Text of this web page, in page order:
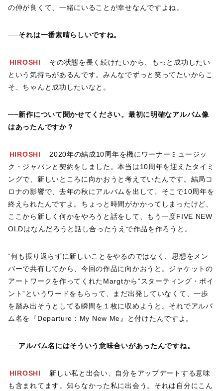
の仲が良くて、一緒にいることが幸せなんですよね。
──それは一番素晴らしいですね。
HIROSHI
その状態を長く続けたいから、もっと成功したい
という気持ちがあるんです。みんなでずっと笑ってたいからこ
そ、ちゃんと成功したいなと。
──新作について聞かせてください。最初に明確なアルバム像
はあったんですか？
HIROSHI
2020年の結成10周年を機にワーナーミュージッ
ク・ジャパンと契約をしました。本当は10周年を迎えたタイミ
ングで、新しいところに向かおうと考えていたんです。結局コ
ロナの影響で、去年の秋にアルバムを出して、そこで10周年を
終えられたんですよ。ちょっと時間がかかってしまったけど、
ここから新しく何かをやろうと話をして、もう一度FIVE NEW
OLDはなんだろうと話し合ったうえで作品を作ろうと。
“何も振り返らずに新しいことをやるのではなく、思想をメン
バーで共有してから、今回の作品に向かおうと。ジャケットの
アートワークを作ってくれたMargtから“スターティング・ポイ
ント”というワードをもらって、まだ出発していなくて、一歩
を踏み出そうとしてる瞬間を１枚に収めようと。それでアルバ
ム名を『Departure：My New Me』と付けたんですよ。
──アルバム名にはそういう意味合いがあったんですね。
HIROSHI
新しい私と出会い、自分をアップデートする意味
も含まれてます。知らなかった私に出会う。それは自分にこん